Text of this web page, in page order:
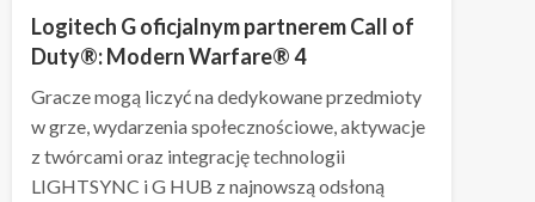
Logitech G oficjalnym partnerem Call of
Duty®: Modern Warfare® 4
Gracze mogą liczyć na dedykowane przedmioty
w grze, wydarzenia społecznościowe, aktywacje
z twórcami oraz integrację technologii
LIGHTSYNC i G HUB z najnowszą odsłoną